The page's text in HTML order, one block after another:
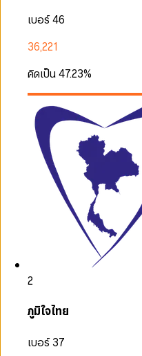
เบอร์ 46
36,221
คิดเป็น47.23%
2
ภูมิใจไทย
เบอร์ 37